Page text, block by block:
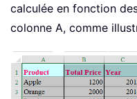
calculée en fonction
colonne A, comme